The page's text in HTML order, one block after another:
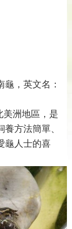
，英文名：
美洲地區，是
方法簡單、
龜人士的喜